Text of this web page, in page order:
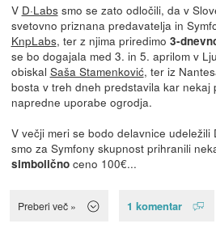
V D·Labssmo se zato odločili, da v
svetovno priznana predavatelja in
KnpLabs, ter z njima priredimo 3-
se bo dogajala med 3. in 5. aprilom v
obiskal Saša Stamenković, ter iz
bosta v treh dneh predstavila kar nekaj
napredne uporabe ogrodja.
V večji meri se bodo delavnice udeležili
smo za Symfony skupnost prihranili
simboličnoceno 100€...
Preberi več » 1 komentar